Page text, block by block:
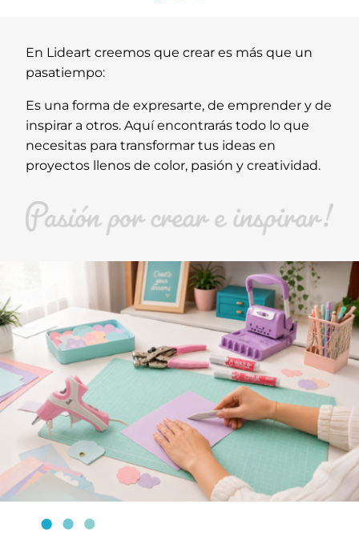
En Lideart creemos que crear es más que un
pasatiempo:
Es una forma de expresarte, de emprender y de
inspirar a otros. Aquí encontrarás todo lo que
necesitas para transformar tus ideas en
proyectos llenos de color, pasión y creatividad.